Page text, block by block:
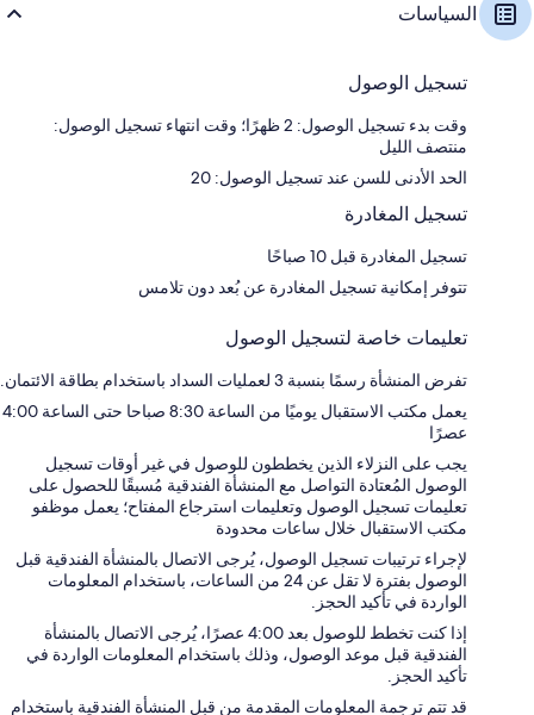
السياسات
تسجيل الوصول
وقت بدء تسجيل الوصول: 2 ظهرًا؛ وقت انتهاء تسجيل الوصول:
منتصف الليل
الحد الأدنى للسن عند تسجيل الوصول: 20
تسجيل المغادرة
تسجيل المغادرة قبل 10 صباحًا
تتوفر إمكانية تسجيل المغادرة عن بُعد دون تلامس
تعليمات خاصة لتسجيل الوصول
تفرض المنشأة رسمًا بنسبة 3 لعمليات السداد باستخدام بطاقة الائتمان.
يعمل مكتب الاستقبال يوميًا من الساعة 8:30 صباحا حتى الساعة 4:00
عصرًا
يجب على النزلاء الذين يخططون للوصول في غير أوقات تسجيل
الوصول المُعتادة التواصل مع المنشأة الفندقية مُسبقًا للحصول على
تعليمات تسجيل الوصول وتعليمات استرجاع المفتاح؛ يعمل موظفو
مكتب الاستقبال خلال ساعات محدودة
لإجراء ترتيبات تسجيل الوصول، يُرجى الاتصال بالمنشأة الفندقية قبل
الوصول بفترة لا تقل عن 24 من الساعات، باستخدام المعلومات
الواردة في تأكيد الحجز.
إذا كنت تخطط للوصول بعد 4:00 عصرًا، يُرجى الاتصال بالمنشأة
الفندقية قبل موعد الوصول، وذلك باستخدام المعلومات الواردة في
تأكيد الحجز.
قد تتم ترجمة المعلومات المقدمة من قبل المنشأة الفندقية باستخدام